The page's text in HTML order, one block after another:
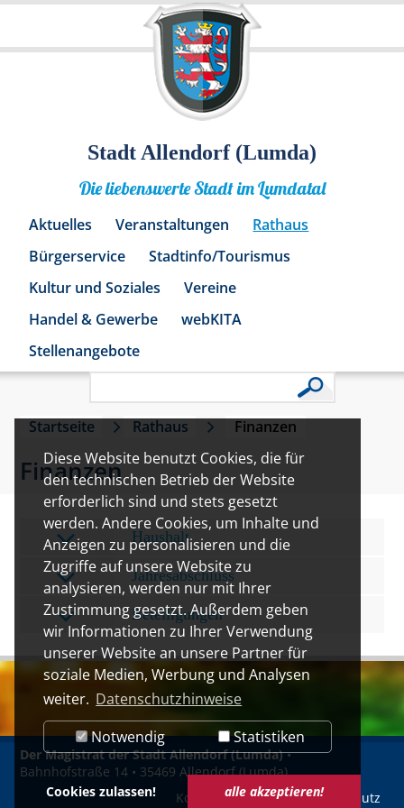
Diese Website benutzt Cookies, die für
den technischen Betrieb der Website
erforderlich sind und stets gesetzt
werden. Andere Cookies, um Inhalte und
Anzeigen zu personalisieren und die
Zugriffe auf unsere Website zu
analysieren, werden nur mit Ihrer
Zustimmung gesetzt. Außerdem geben
wir Informationen zu Ihrer Verwendung
unserer Website an unsere Partner für
soziale Medien, Werbung und Analysen
weiter. Datenschutzhinweise
Notwendig
Statistiken
Cookies zulassen! alle akzeptieren!
Stadt Allendorf (Lumda)
Die liebenswerte Stadt im Lumdatal
Aktuelles Veranstaltungen
Rathaus
Bürgerservice
Stadtinfo/Tourismus
Kultur und Soziales
Vereine
Handel & Gewerbe
webKITA
Stellenangebote
Startseite Rathaus Finanzen
Finanzen
Haushalt
Jahresabschluss
Beteiligungen
Der Magistrat der Stadt Allendorf (Lumda)•
Bahnhofstraße 14 • 35469 Allendorf (Lumda)
Kontakt
Impressum Datenschutz